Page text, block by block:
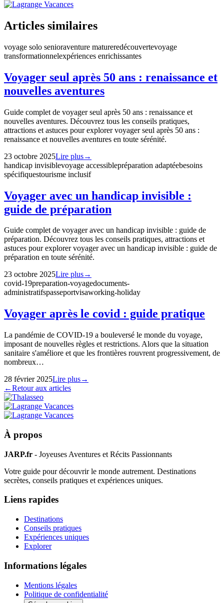
Articles similaires
voyage solo senioraventure matureredécouvertevoyage
transformationnelexpériences enrichissantes
Voyager seul après 50 ans : renaissance et
nouvelles aventures
Guide complet de voyager seul après 50 ans : renaissance et
nouvelles aventures. Découvrez tous les conseils pratiques,
attractions et astuces pour explorer voyager seul après 50 ans :
renaissance et nouvelles aventures en toute sérénité.
23 octobre 2025Lire plus→
handicap invisiblevoyage accessiblepréparation adaptéebesoins
spécifiquestourisme inclusif
Voyager avec un handicap invisible :
guide de préparation
Guide complet de voyager avec un handicap invisible : guide de
préparation. Découvrez tous les conseils pratiques, attractions et
astuces pour explorer voyager avec un handicap invisible : guide de
préparation en toute sérénité.
23 octobre 2025Lire plus→
covid-19preparation-voyagedocuments-
administratifspasseportvisaworking-holiday
Voyager après le covid : guide pratique
La pandémie de COVID-19 a bouleversé le monde du voyage,
imposant de nouvelles règles et restrictions. Alors que la situation
sanitaire s'améliore et que les frontières rouvrent progressivement, de
nombreux…
28 février 2025Lire plus→
←Retour aux articles
À propos
JARP.fr - Joyeuses Aventures et Récits Passionnants
Votre guide pour découvrir le monde autrement. Destinations
secrètes, conseils pratiques et expériences uniques.
Liens rapides
Destinations
Conseils pratiques
Expériences uniques
Explorer
Informations légales
Mentions légales
Politique de confidentialité